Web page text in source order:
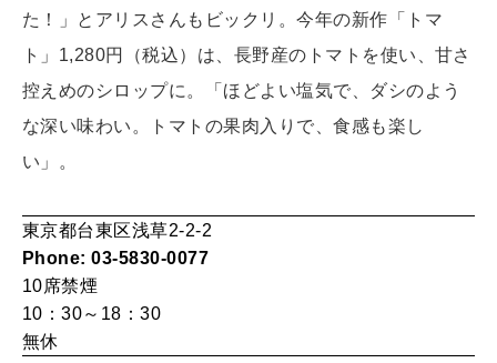
MAMA
SUSTAINABLE
CULTURE
た！」とアリスさんもビックリ。今年の新作「トマ
ト」1,280円（税込）は、長野産のトマトを使い、甘さ
控えめのシロップに。「ほどよい塩気で、ダシのよう
な深い味わい。トマトの果肉入りで、食感も楽し
い」。
東京都台東区浅草2-2-2
Phone: 03-5830-0077
10席禁煙
10：30～18：30
無休